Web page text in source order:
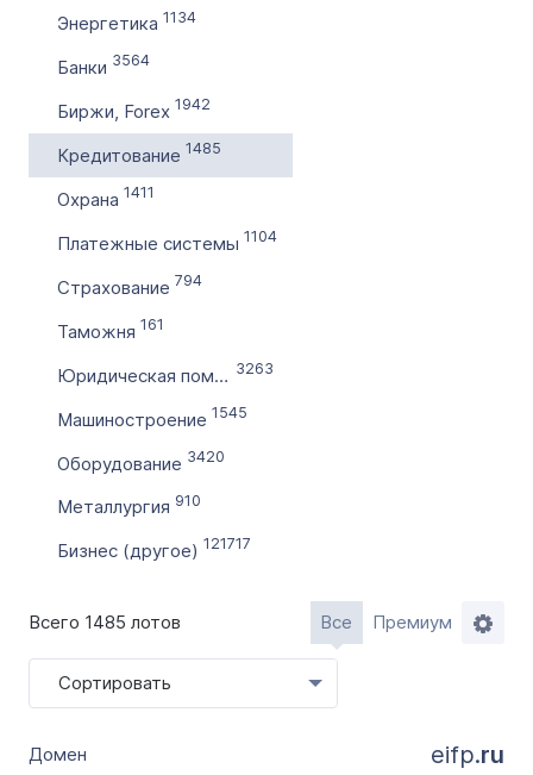
Энергетика 1134
Банки 3564
Биржи, Forex 1942
Кредитование 1485
Охрана 1411
Платежные системы 1104
Страхование 794
Таможня 161
Юридическая помощь 3263
Машиностроение 1545
Оборудование 3420
Металлургия 910
Бизнес (другое) 121717
Всего 1485 лотов Все Премиум
Сортировать
eifp.ru